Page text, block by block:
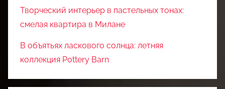
Творческий интерьер в пастельных тонах:
смелая квартира в Милане
В объятьях ласкового солнца: летняя
коллекция Pottery Barn